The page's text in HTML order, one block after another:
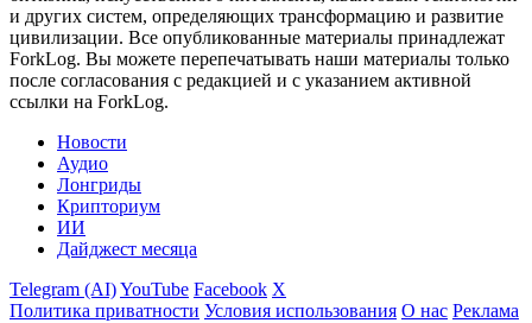
и других систем, определяющих трансформацию и развитие
цивилизации. Все опубликованные материалы принадлежат
ForkLog. Вы можете перепечатывать наши материалы только
после согласования с редакцией и с указанием активной
ссылки на ForkLog.
Новости
Аудио
Лонгриды
Крипториум
ИИ
Дайджест месяца
Telegram (AI)YouTube Facebook X
Политика приватности Условия использования О нас Реклама